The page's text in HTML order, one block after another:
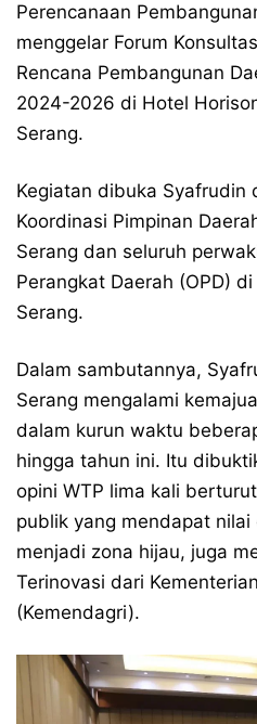
Perencanaan
menggelar Forum
Rencana Pembangunan
2024-2026 di Hotel
Serang.
Kegiatan dibuka Syafrudin
Koordinasi Pimpinan
Serang dan seluruh
Perangkat Daerah (OPD)
Serang.
Dalam sambutannya,
Serang mengalami
dalam kurun waktu
hingga tahun ini. Itu
opini WTP lima kali
publik yang mendapat nilai
menjadi zona hijau, juga
Terinovasi dari
(Kemendagri).